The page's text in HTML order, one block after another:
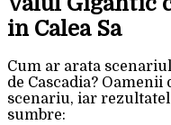
in Calea Sa
Cum ar arata
de Cascadia?
scenariu, iar
sumbre: